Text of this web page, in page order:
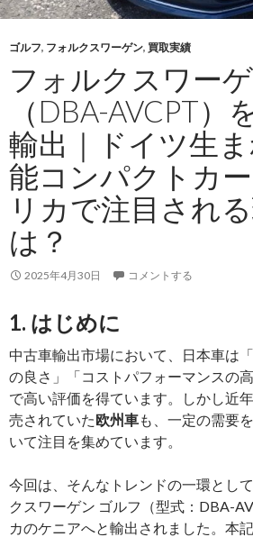
ィ
ア
ン
（5NCCZ）・
2016
年
式
タ
ン
ニ
出
し
ま
し
た
ゴルフ, フォルクスワーゲン, 買取実績
フォルクスワー
（DBA-AVCPT）
輸出｜ドイツ生
能コンパクトカ
リカで注目され
は？
2025年4月30日 コメントする
1. はじめに
中古車輸出市場において、日本車は
の良さ」「コストパフォーマンスの
で高い評価を得ています。しかし近
売されていた欧州車も、一定の需要
いて注目を集めています。
今回は、そんなトレンドの一環とし
クスワーゲン ゴルフ（型式：DBA-
カのケニアへと輸出されました。本